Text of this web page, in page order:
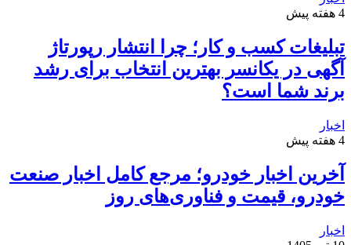
4 هفته پیش
تبلیغات کسب و کار؛ چرا انتشار رپورتاژ
آگهی در یکانسر بهترین انتخاب برای رشد
برند شما است؟
اخبار
4 هفته پیش
آخرین اخبار خودرو؛ مرجع کامل اخبار صنعت
خودرو، قیمت و فناوری‌های روز
اخبار